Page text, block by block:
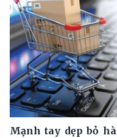
Mạnh tay dẹp bỏ